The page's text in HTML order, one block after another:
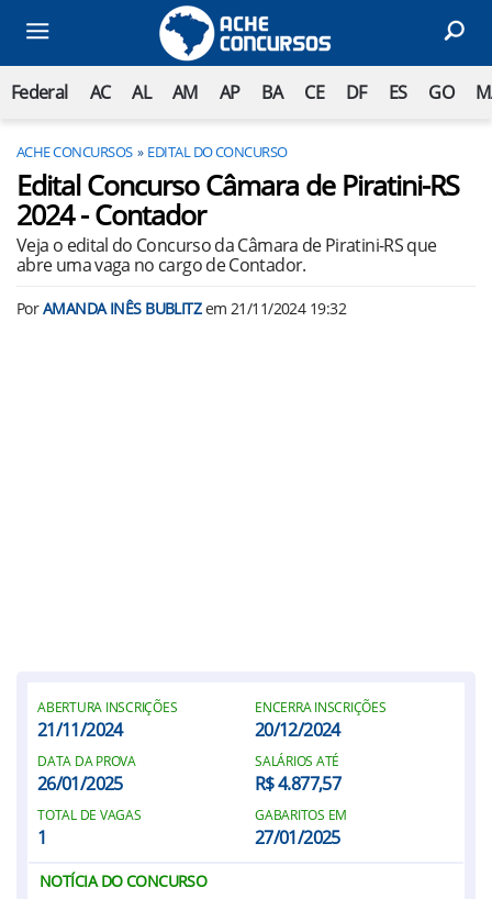
Federal AC AL AM AP BA CE DF ES GO
ACHE CONCURSOS EDITAL DO CONCURSO
Edital Concurso Câmara de Piratini-RS
2024 - Contador
Veja o edital do Concurso da Câmara de Piratini-RS que
abre uma vaga no cargo de Contador.
PorAMANDA INÊS BUBLITZem 21/11/2024 19:32
ABERTURA INSCRIÇÕES
21/11/2024
ENCERRA INSCRIÇÕES
20/12/2024
DATA DA PROVA
26/01/2025
SALÁRIOS ATÉ
R$ 4.877,57
TOTAL DE VAGAS
1
GABARITOS EM
27/01/2025
NOTÍCIA DO CONCURSO